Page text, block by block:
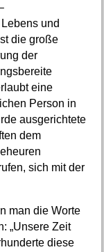
und
die große
der
eine
Person in
ausgerichtete
dem
sich mit der
man die Worte
„Unsere Zeit
diese